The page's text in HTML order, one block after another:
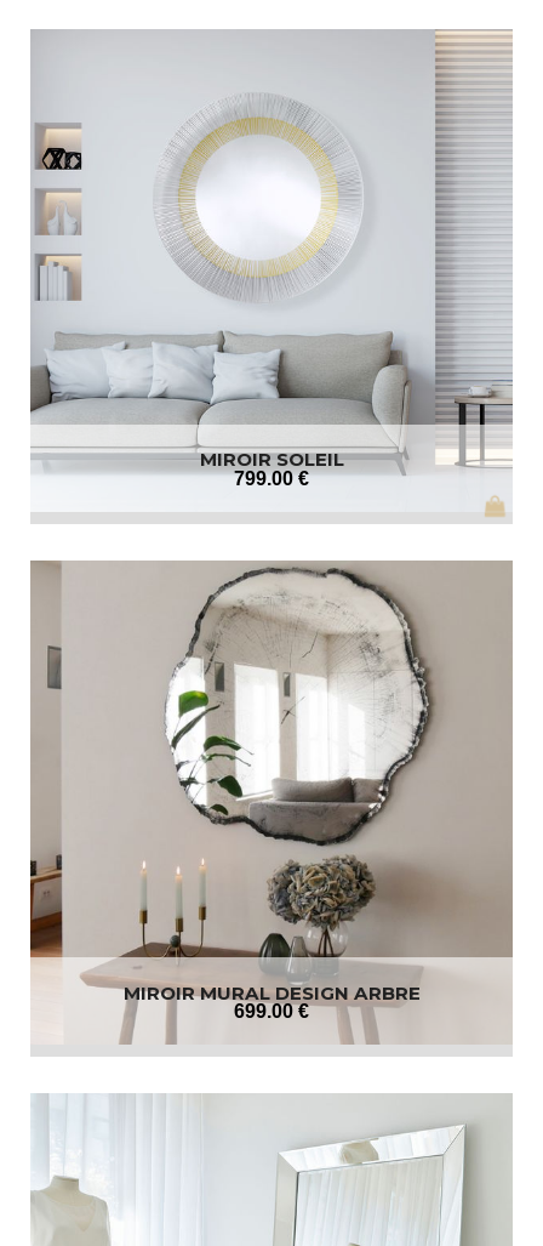
MIROIR SOLEIL
799.00 €
MIROIR MURAL DESIGN ARBRE
699.00 €